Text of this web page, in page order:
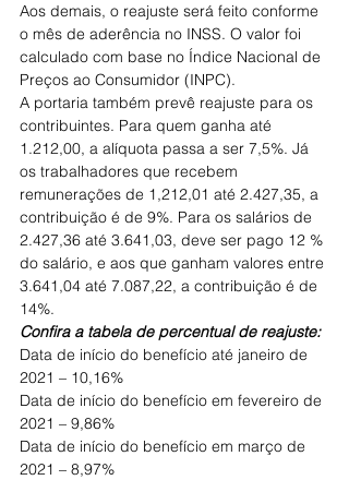
Aos demais, o reajuste será feito conforme
o mês de aderência no INSS. O valor foi
calculado com base no Índice Nacional de
Preços ao Consumidor (INPC).
A portaria também prevê reajuste para os
contribuintes. Para quem ganha até
1.212,00, a alíquota passa a ser 7,5%. Já
os trabalhadores que recebem
remunerações de 1,212,01 até 2.427,35, a
contribuição é de 9%. Para os salários de
2.427,36 até 3.641,03, deve ser pago 12 %
do salário, e aos que ganham valores entre
3.641,04 até 7.087,22, a contribuição é de
14%.
Confira a tabela de percentual de reajuste:
Data de início do benefício até janeiro de
2021 – 10,16%
Data de início do benefício em fevereiro de
2021 – 9,86%
Data de início do benefício em março de
2021 – 8,97%